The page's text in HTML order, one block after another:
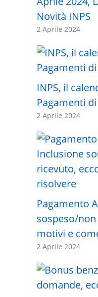
Novità INPS
2 Aprile 2024
INPS, il
Pagamenti
2 Aprile 2024
Pagamento
sospeso/
motivi e
2 Aprile 2024